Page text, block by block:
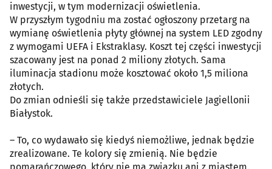
inwestycji, w tym modernizacji oświetlenia.
W przyszłym tygodniu ma zostać ogłoszony przetarg na
wymianę oświetlenia płyty głównej na system LED zgodny
z wymogami UEFA i Ekstraklasy. Koszt tej części inwestycji
szacowany jest na ponad 2 miliony złotych. Sama
iluminacja stadionu może kosztować około 1,5 miliona
złotych.
Do zmian odnieśli się także przedstawiciele Jagiellonii
Białystok.
– To, co wydawało się kiedyś niemożliwe, jednak będzie
zrealizowane. Te kolory się zmienią. Nie będzie